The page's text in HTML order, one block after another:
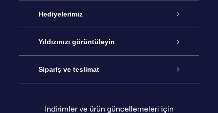
Hizmet
İletişim
Blogu
Hediyelerimiz
Çevrimiçi Yıldız Hediyesi
OSR Hediye Paketi
Yıldızınızı görüntüleyin
Star Register
Sipariş ve teslimat
İndirimler ve ürün güncellemeleri için